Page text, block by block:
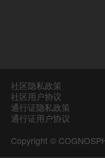
社区隐私政策
社区用户协议
通行证隐私政策
通行证用户协议
Copyright ©